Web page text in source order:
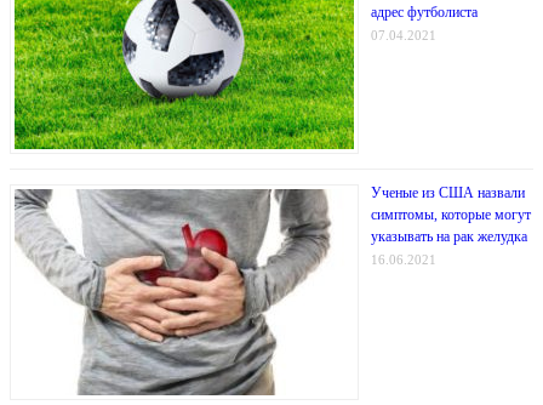
адрес футболиста
07.04.2021
Ученые из США назвали
симптомы, которые могут
указывать на рак желудка
16.06.2021